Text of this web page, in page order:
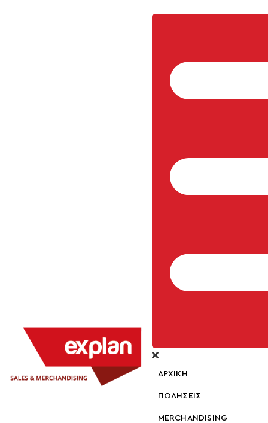
ΑΡΧΙΚΗ
ΠΩΛΗΣΕΙΣ
MERCHANDISING